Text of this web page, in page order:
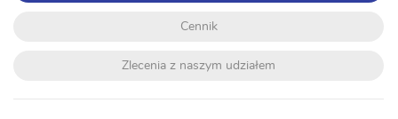
Cennik
Zlecenia z naszym udziałem